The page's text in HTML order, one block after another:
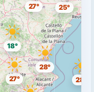
28°
27°
27°
25°
28°
18°